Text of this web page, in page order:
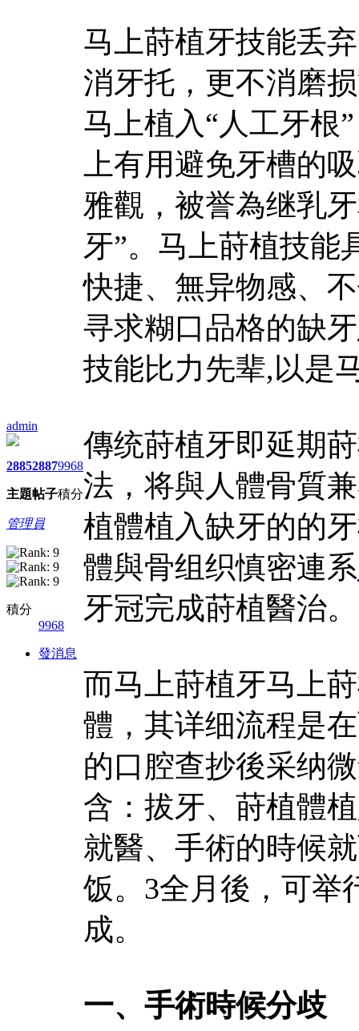
admin
2885
主題
2887
帖子
9968
積分
管理員
積分
9968
發消息
马上莳植牙技能丢
消牙托，更不消磨
马上植入“人工牙根
上有用避免牙槽的
雅觀，被誉為继乳
牙”。马上莳植技能
快捷、無异物感、
寻求糊口品格的缺
技能比力先辈,以是
傳统莳植牙即延期
法，将與人體骨質
植體植入缺牙的的
體與骨组织慎密連系
牙冠完成莳植醫治。
而马上莳植牙马上
體，其详细流程是
的口腔查抄後采纳
含：拔牙、莳植體
就醫、手術的時候
饭。3全月後，可举
成。
一、手術時候分歧